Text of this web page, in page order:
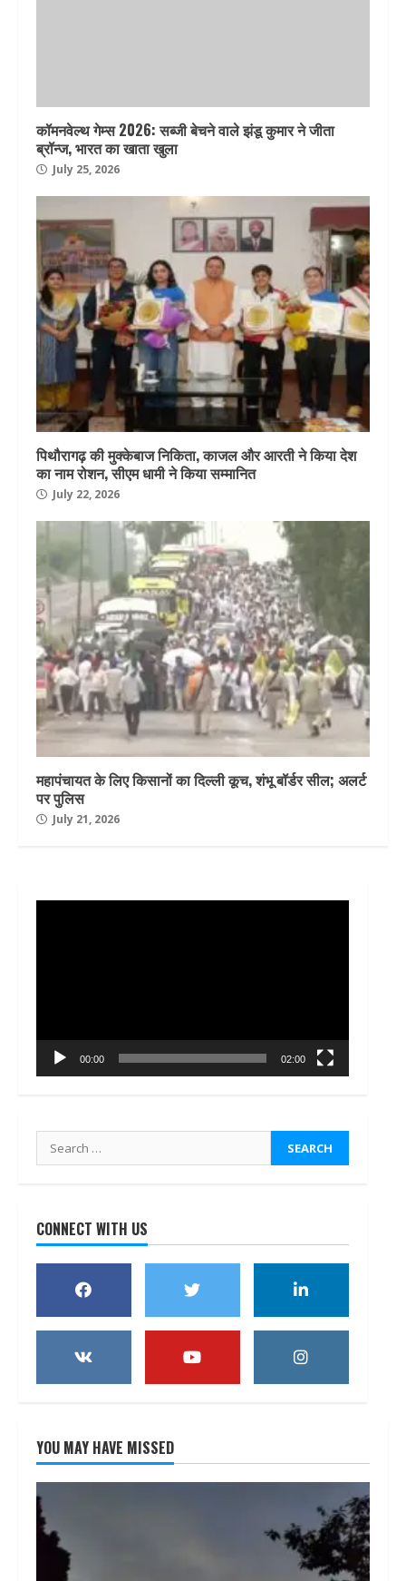
कॉमनवेल्थ गेम्स 2026: सब्जी बेचने वाले झंडू कुमार ने जीता
ब्रॉन्ज, भारत का खाता खुला
July 25, 2026
पिथौरागढ़ की मुक्केबाज निकिता, काजल और आरती ने किया देश
का नाम रोशन, सीएम धामी ने किया सम्मानित
July 22, 2026
महापंचायत के लिए किसानों का दिल्ली कूच, शंभू बॉर्डर सील; अलर्ट
पर पुलिस
July 21, 2026
00:00 02:00
Search
for:
CONNECT WITH US
YOU MAY HAVE MISSED